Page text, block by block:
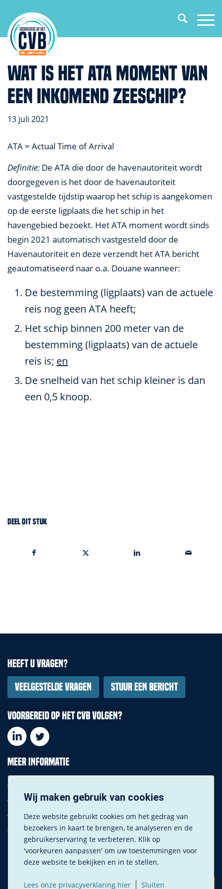
Wat is het ATA moment van
een inkomend zeeschip?
13 juli 2021
ATA = Actual Time of Arrival
Definitie: De ATA die door de havenautoriteit wordt
doorgegeven is het door de havenautoriteit
vastgestelde tijdstip waarop het schip is aangekomen
op de eerste ligplaats die het schip in het
havengebied bezoekt. Het ATA moment wordt sinds
begin 2021 automatisch vastgesteld door de
Havenautoriteit en deze verzendt het ATA bericht
geautomatiseerd naar o.a. Douane wanneer:
De bestemming (ligplaats) van de actuele
reis nog geen ATA heeft;
Het schip binnen 200 meter van de
bestemming (ligplaats) van de actuele
reis is; en
De snelheid van het schip kleiner is dan
een 0,5 knoop.
Deel dit stuk
Heeft u vragen?
Veelgestelde vragen
Stuur een bericht
Voorbereid op het CVB volgen?
Meer informatie
Downloads
Privacy instellingen
Fotografie
Wij maken gebruik van cookies
Deze website gebruikt cookies om het gedrag van
bezoekers in kaart te brengen, te analyseren en de
gebruikerservaring te verbeteren. Klik op
'voorkeuren aanpassen' om uw toestemmingen voor
deze website te bekijken en in te stellen.
Lees onze privacyverklaring hier | Sluiten